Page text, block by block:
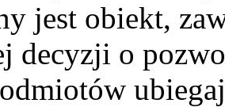
jest obiekt,
decyzji o